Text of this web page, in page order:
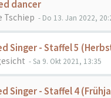
dancer
Tschiep - Do 13. Jan 2022,
Singer - Staffel 5
- Sa 9. Okt 2021, 13:35
Singer - Staffel 4